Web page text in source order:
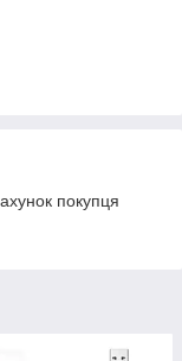
покупця